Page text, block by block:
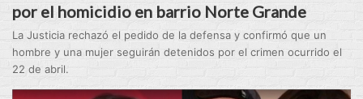
por el homicidio en barrio Norte Grande
La Justicia rechazó el pedido de la defensa y confirmó que un
hombre y una mujer seguirán detenidos por el crimen ocurrido el
22 de abril.